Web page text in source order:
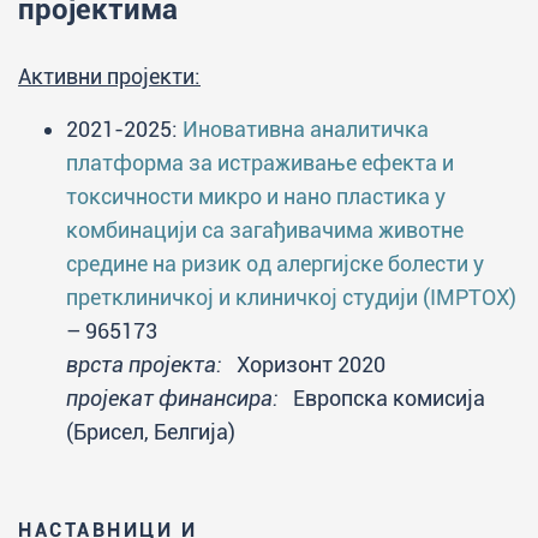
НАСТАВНИЦИ И
пројектима
Активни пројекти:
2021-2025: Иновативна аналитичка
платформа за истраживање ефекта и
токсичности микро и нано пластика у
комбинацији са загађивачима животне
средине на ризик од алергијске болести у
претклиничкој и клиничкој студији (IMPTOX)
– 965173
врста пројекта: Хоризонт 2020
пројекат финансира: Европска комисија
(Брисел, Белгија)